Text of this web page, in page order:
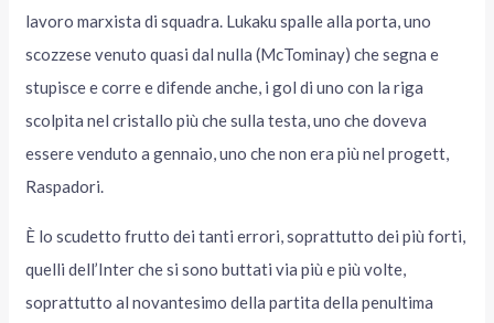
lavoro marxista di squadra. Lukaku spalle alla porta, uno
scozzese venuto quasi dal nulla (McTominay) che segna e
stupisce e corre e difende anche, i gol di uno con la riga
scolpita nel cristallo più che sulla testa, uno che doveva
essere venduto a gennaio, uno che non era più nel progett,
Raspadori.
È lo scudetto frutto dei tanti errori, soprattutto dei più forti,
quelli dell’Inter che si sono buttati via più e più volte,
soprattutto al novantesimo della partita della penultima